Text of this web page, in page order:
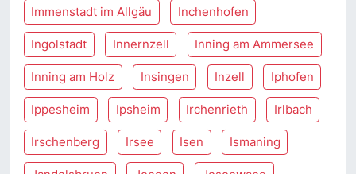
Immenstadt im Allgäu Inchenhofen
Ingolstadt Innernzell Inning am Ammersee
Inning am Holz Insingen Inzell Iphofen
Ippesheim Ipsheim Irchenrieth Irlbach
Irschenberg Irsee Isen Ismaning